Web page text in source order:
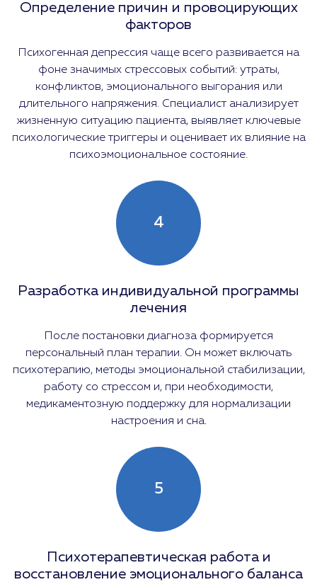
Определение причин и провоцирующих
факторов
Психогенная депрессия чаще всего развивается на
фоне значимых стрессовых событий: утраты,
конфликтов, эмоционального выгорания или
длительного напряжения. Специалист анализирует
жизненную ситуацию пациента, выявляет ключевые
психологические триггеры и оценивает их влияние на
психоэмоциональное состояние.
4
Разработка индивидуальной программы
лечения
После постановки диагноза формируется
персональный план терапии. Он может включать
психотерапию, методы эмоциональной стабилизации,
работу со стрессом и, при необходимости,
медикаментозную поддержку для нормализации
настроения и сна.
5
Психотерапевтическая работа и
восстановление эмоционального баланса